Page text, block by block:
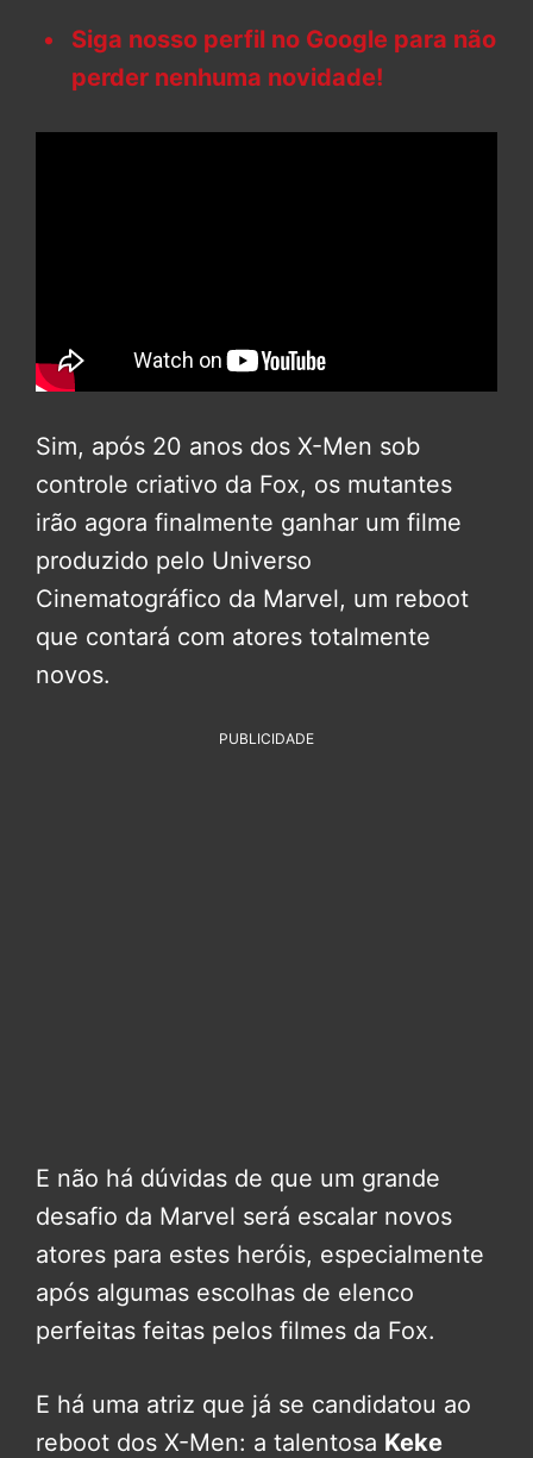
Siga nosso perfil no Google para não
perder nenhuma novidade!
Sim, após 20 anos dos X-Men sob
controle criativo da Fox, os mutantes
irão agora finalmente ganhar um filme
produzido pelo Universo
Cinematográfico da Marvel, um reboot
que contará com atores totalmente
novos.
PUBLICIDADE
E não há dúvidas de que um grande
desafio da Marvel será escalar novos
atores para estes heróis, especialmente
após algumas escolhas de elenco
perfeitas feitas pelos filmes da Fox.
E há uma atriz que já se candidatou ao
reboot dos X-Men: a talentosa Keke